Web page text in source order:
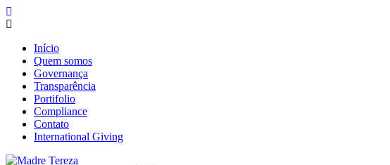
Início
Quem somos
Governança
Transparência
Portifolio
Compliance
Contato
International Giving